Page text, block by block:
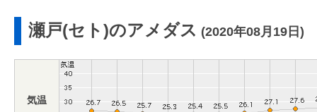
瀬戸(セト)のアメダス (2020年08月19日)
気温